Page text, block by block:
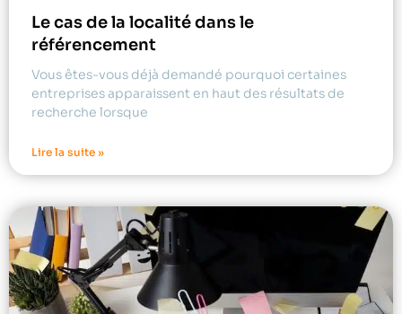
Le cas de la localité dans le
référencement
Vous êtes-vous déjà demandé pourquoi certaines
entreprises apparaissent en haut des résultats de
recherche lorsque
Lire la suite »